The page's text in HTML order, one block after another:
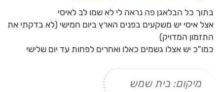
בתוך כל הבלאגן פה נראה לי לא שמו לב לאיסי
אצל איסי יש משקעים בפנים הארץ ביום חמישי (לא בדקתי את
התזמון המדויק)
כמו"כ יש אצלו גשמים כאלו ואחרים לפחות עד יום שלישי
מיקום: בית שמש